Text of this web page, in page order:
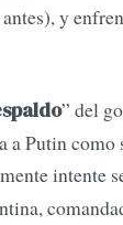
y
” del
a Putin como
intente